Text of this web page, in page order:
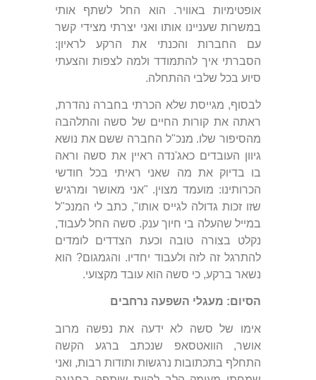
אופטימיות באוויר. הוא החל לשתף אותי
במשרות שעניינו אותו ואני יצרתי מצידי קשר
עם החברות והכנתי את הרקע לראיון:
הסברתי איך להתמודד ולמה לצפות והצעתי
סיוע בכל שלבי ההתחלה.
לבסוף, מגייסת שלא הכרתי בחברה נהדרת,
ראתה את קורות החיים של סשה והתלהבה
מהסיפור שלו. מנכ"ל החברה ששם את נושא
גיוון העובדים כאג'נדה ראיין את סשה וראה
בו בדיוק את מה שאני ראיתי בכל חודשי
הכרותינו: מועמד מצוין. "אני מאושר ומרגיש
שזו זכות גדולה לגייס אותו", כתב לי המנכ"ל
במייל שהעלה בי חיוך ענק. סשה החל לעבוד,
נקלט בצורה טובה וכעת הצדדים לומדים
להתרגל זה לזה ולעבוד יחדיו. והגמגום? הוא
נשאר ברקע, כי סשה הוא עובד מקצועי.
הסיום: מעגלי השפעה נרחבים
אימו של סשה לא ידעה את נפשה מרוב
אושר, הוואטסאפ שנכתב ברגע הקשה
התחלף בתכתובות נרגשות ותודות רבות, ואני